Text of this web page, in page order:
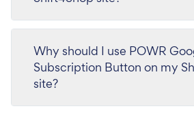
Why should I use POWR
Subscription Button on my
site?